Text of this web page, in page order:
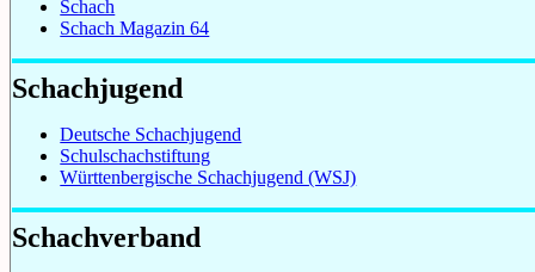
Schach
Schach Magazin 64
Schachjugend
Deutsche Schachjugend
Schulschachstiftung
Württenbergische Schachjugend (WSJ)
Schachverband